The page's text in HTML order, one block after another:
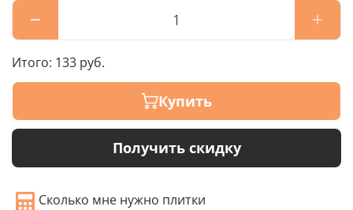
Итого: 133 руб.
Купить
Получить скидку
Сколько мне нужно плитки